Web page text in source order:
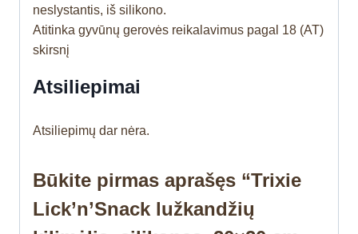
neslystantis, iš silikono.
Atitinka gyvūnų gerovės reikalavimus pagal 18 (AT)
skirsnį
Atsiliepimai
Atsiliepimų dar nėra.
Būkite pirmas aprašęs “Trixie
Lick’n’Snack lužkandžių